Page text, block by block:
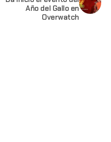
Año del Gallo en
Overwatch